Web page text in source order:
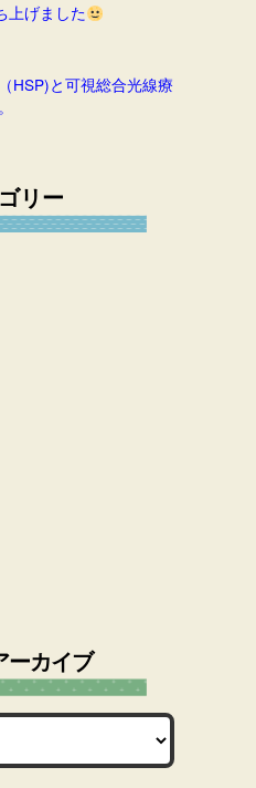
上げました
HSP)と可視総合光線療
リー
ーカイブ